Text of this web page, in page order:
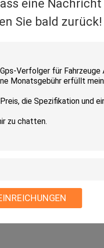
eine Nachricht
Sie bald zurück!
GPS-
exklusive Agentur,
AutoReparaturwerkstatt,
Spurhaltungsservice-
Tag
2-jährige quanlity